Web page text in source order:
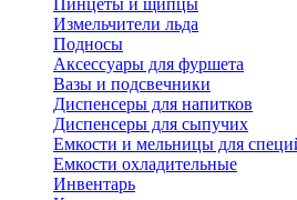
Пинцеты и щипцы
Измельчители льда
Подносы
Аксессуары для фуршета
Вазы и подсвечники
Диспенсеры для напитков
Диспенсеры для сыпучих
Емкости и мельницы для
Емкости охладительные
Инвентарь